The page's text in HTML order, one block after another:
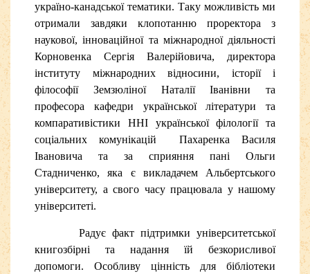
україно-канадської тематики. Таку можливість ми
отримали завдяки клопотанню проректора з
наукової, інноваційної та міжнародної діяльності
Корновенка Сергія Валерійовича, директора
інституту міжнародних відносини, історії і
філософії Земзюліної Наталії Іванівни та
професора кафедри української літератури та
компаративістики ННІ української філології та
соціальних комунікацій Пахаренка Василя
Івановича та за сприяння пані Ольги
Стадниченко, яка є викладачем Альбертського
університету, а свого часу працювала у нашому
університеті.
Радує факт підтримки університетської
книгозбірні та надання їй безкорисливої
допомоги. Особливу цінність для бібліотеки